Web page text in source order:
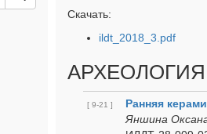
Скачать:
ildt_2018_3.pdf
АРХЕОЛОГИЯ
[ 9-21 ]
Ранняя
Яншина